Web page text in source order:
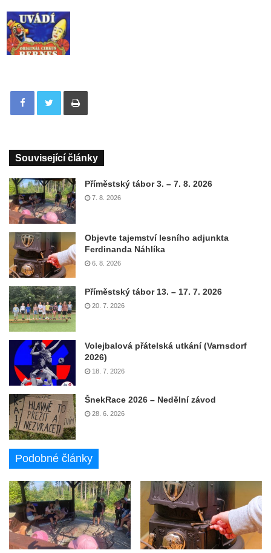
Tisknout
Související články
Příměstský tábor 3. – 7. 8. 2026
7. 8. 2026
Objevte tajemství lesního adjunkta
Ferdinanda Náhlíka
6. 8. 2026
Příměstský tábor 13. – 17. 7. 2026
20. 7. 2026
Volejbalová přátelská utkání (Varnsdorf
2026)
18. 7. 2026
ŠnekRace 2026 – Nedělní závod
28. 6. 2026
Podobné články